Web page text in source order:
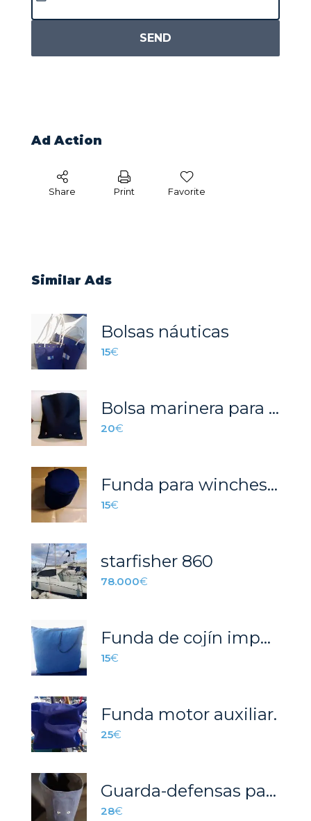
SEND
Ad Action
Share Print Favorite
Similar Ads
Bolsas náuticas
15€
Bolsa marinera para cabos.
20€
Funda para winches del barco.
15€
starfisher 860
78.000€
Funda de cojín impermeable 0.50 cm x 0.50cm.
15€
Funda motor auxiliar.
25€
Guarda-defensas para barcos
28€